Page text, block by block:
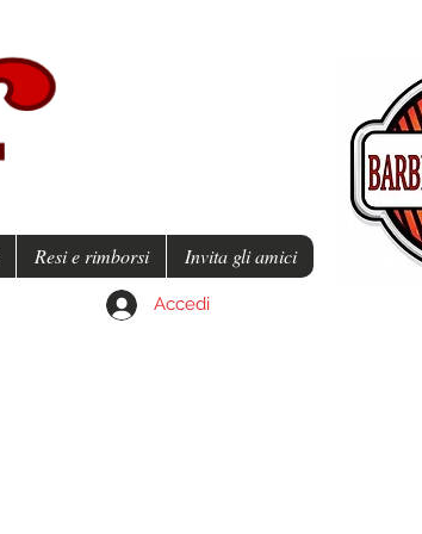
Resi e rimborsi Invita gli amici
Accedi